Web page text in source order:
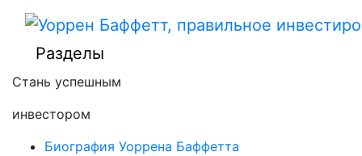
Разделы
Стань успешным
инвестором
Биография Уоррена Баффетта